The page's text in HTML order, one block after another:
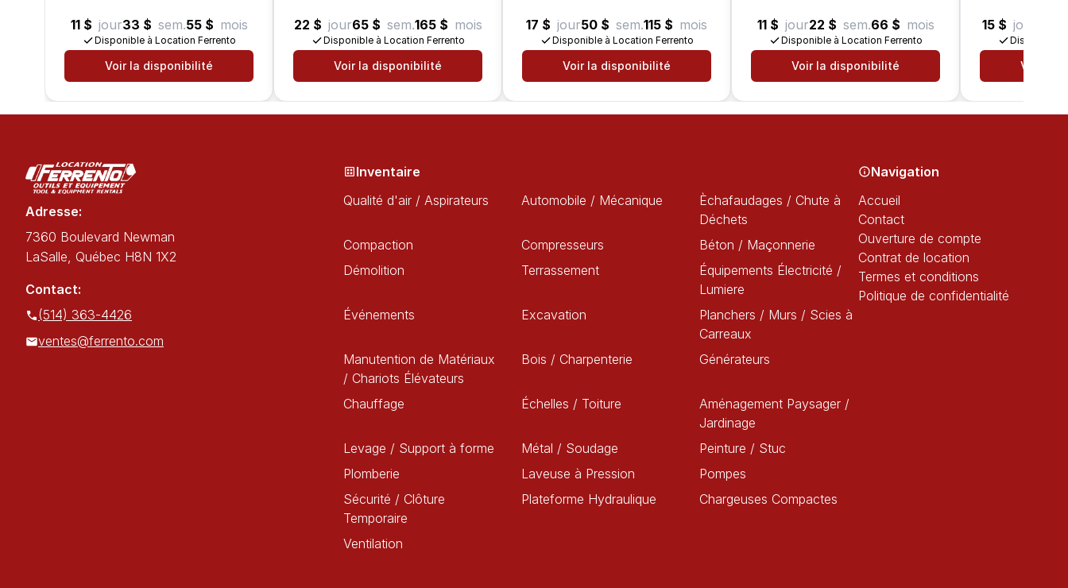
11 $ jour33 $ sem.55 $ mois
Disponible à Location Ferrento
Voir la disponibilité
22 $ jour65 $ sem.165 $ mois
Disponible à Location Ferrento
Voir la disponibilité
17 $ jour50 $ sem.115 $ mois
Disponible à Location Ferrento
Voir la disponibilité
11 $ jour22 $ sem.66 $ mois
Disponible à Location Ferrento
Voir la disponibilité
15 $ jour
Disponible
Voir la
Adresse:
7360 Boulevard Newman
LaSalle, Québec H8N 1X2
Contact:
(514) 363-4426
ventes@ferrento.com
Inventaire
Qualité d'air / Aspirateurs
Automobile / Mécanique
Èchafaudages / Chute à
Déchets
Compaction
Compresseurs
Béton / Maçonnerie
Démolition
Terrassement
Équipements Électricité /
Lumiere
Événements
Excavation
Planchers / Murs / Scies à
Carreaux
Manutention de Matériaux
/ Chariots Élévateurs
Bois / Charpenterie Générateurs
Chauffage Échelles / Toiture
Aménagement Paysager /
Jardinage
Levage / Support à forme
Métal / Soudage
Peinture / Stuc
Plomberie
Laveuse à Pression
Pompes
Sécurité / Clôture
Temporaire
Plateforme Hydraulique Chargeuses Compactes
Ventilation
Navigation
Accueil
Contact
Ouverture de compte
Contrat de location
Termes et conditions
Politique de confidentialité